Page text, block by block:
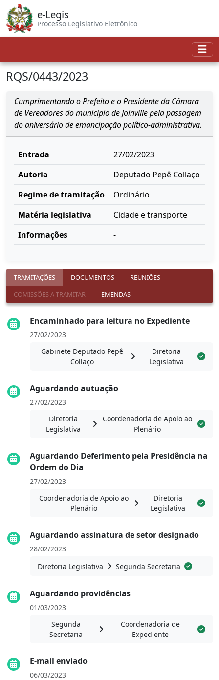
e-Legis
Processo Legislativo Eletrônico
RQS/0443/2023
Cumprimentando o Prefeito e o Presidente da Câmara
de Vereadores do município de Joinville pela passagem
do aniversário de emancipação político-administrativa.
Entrada
27/02/2023
Autoria
Deputado Pepê Collaço
Regime de tramitação
Ordinário
Matéria legislativa
Cidade e transporte
Informações
-
TRAMITAÇÕES DOCUMENTOS
REUNIÕES
COMISSÕES A TRAMITAR
EMENDAS
Encaminhado para leitura no Expediente
27/02/2023
Gabinete Deputado Pepê
Collaço
Diretoria
Legislativa
Aguardando autuação
27/02/2023
Diretoria
Legislativa
Coordenadoria de Apoio ao
Plenário
Aguardando Deferimento pela Presidência na
Ordem do Dia
27/02/2023
Coordenadoria de Apoio ao
Plenário
Diretoria
Legislativa
Aguardando assinatura de setor designado
28/02/2023
Diretoria Legislativa
Segunda Secretaria
Aguardando providências
01/03/2023
Segunda
Secretaria
Coordenadoria de
Expediente
E-mail enviado
06/03/2023